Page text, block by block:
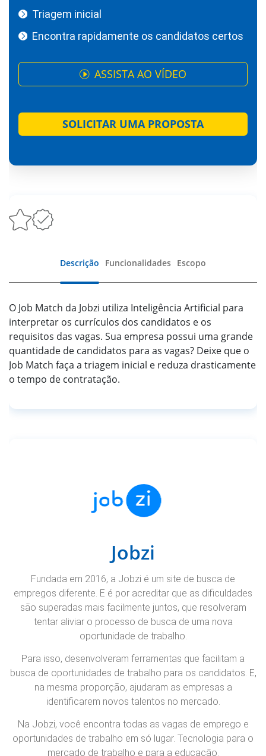
Triagem inicial
Encontra rapidamente os candidatos certos
ASSISTA AO VÍDEO
SOLICITAR UMA PROPOSTA
Descrição Funcionalidades Escopo
O Job Match da Jobzi utiliza Inteligência Artificial para
interpretar os currículos dos candidatos e os
requisitos das vagas. Sua empresa possui uma grande
quantidade de candidatos para as vagas? Deixe que o
Job Match faça a triagem inicial e reduza drasticamente
o tempo de contratação.
Jobzi
Fundada em 2016, a Jobzi é um site de busca de
empregos diferente. E é por acreditar que as dificuldades
são superadas mais facilmente juntos, que resolveram
tentar aliviar o processo de busca de uma nova
oportunidade de trabalho.
Para isso, desenvolveram ferramentas que facilitam a
busca de oportunidades de trabalho para os candidatos. E,
na mesma proporção, ajudaram as empresas a
identificarem novos talentos no mercado.
Na Jobzi, você encontra todas as vagas de emprego e
oportunidades de trabalho em só lugar. Tecnologia para o
mercado de trabalho e para a educação.